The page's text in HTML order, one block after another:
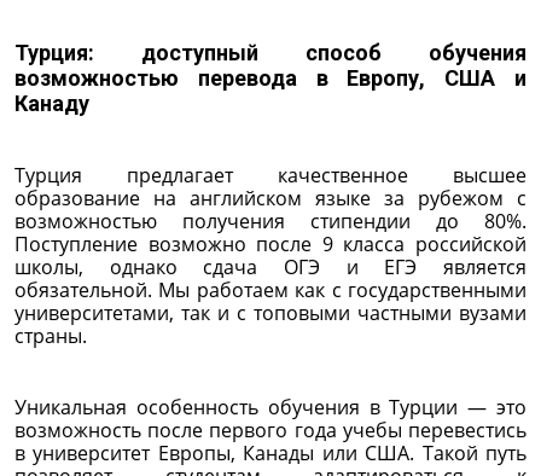
Турция: доступный способ обучения
возможностью перевода в Европу, США и
Канаду
Турция предлагает качественное высшее
образование на английском языке за рубежом с
возможностью получения стипендии до 80%.
Поступление возможно после 9 класса российской
школы, однако сдача ОГЭ и ЕГЭ является
обязательной. Мы работаем как с государственными
университетами, так и с топовыми частными вузами
страны.
Уникальная особенность обучения в Турции — это
возможность после первого года учебы перевестись
в университет Европы, Канады или США. Такой путь